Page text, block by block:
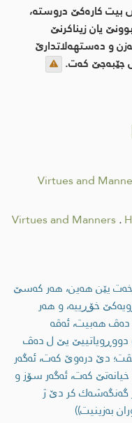
كاره‌كێ دروسته‌،
یان زیناكرنێ
و ده‌ستهه‌لاتدارێ
جێبه‌جێ كه‌ت.
Virtues and
Virtues and Manners.
یێن هه‌ین، هه‌ر كه‌سێ
خۆڕییه‌، و هه‌ر
هه‌بیت، ئه‌ڤه‌
دووڕویاتییێ یێ ل ده‌ڤ
دێ دره‌وێ كه‌ت، ئه‌گه‌ر
كه‌ت، ئه‌گه‌ر سۆز و
گه‌نگه‌شه‌ك كر دێ ژ
به‌زینیت))